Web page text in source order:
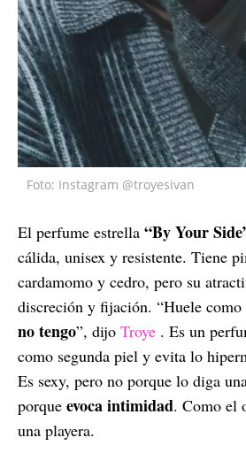
Foto: Instagram @troyesivan
El perfume estrella “By Your
cálida, unisex y resistente. Tiene
cardamomo y cedro, pero su
discreción y fijación. “Huele como
no tengo”, dijo Troye . Es un
como segunda piel y evita lo
Es sexy, pero no porque lo diga
porque evoca intimidad. Como el
una playera.